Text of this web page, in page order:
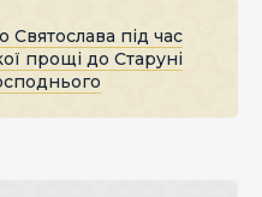
під час
прощі до Старуні